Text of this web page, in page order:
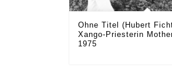
Ohne Titel (Hubert
Xango-Priesterin
1975